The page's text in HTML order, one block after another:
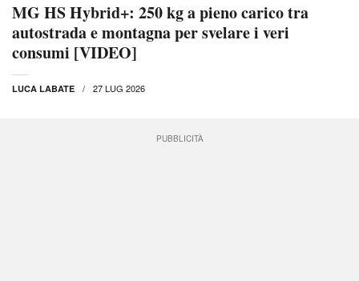
MG HS Hybrid+: 250 kg a pieno carico tra
autostrada e montagna per svelare i veri
consumi [VIDEO]
LUCA LABATE 27 LUG 2026
PUBBLICITÀ